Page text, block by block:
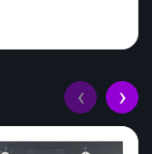
‹ ›